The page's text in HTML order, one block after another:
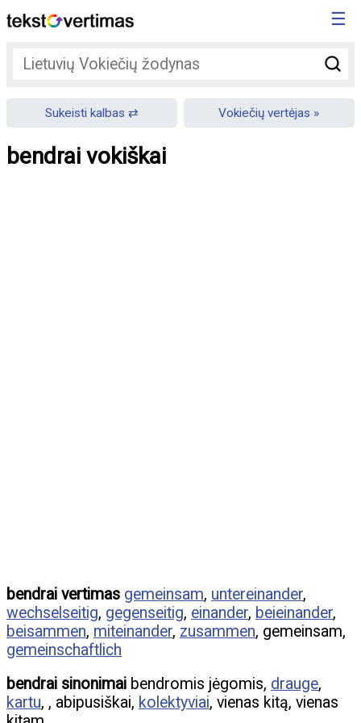
☰
Sukeisti kalbas Vokiečių vertėjas
bendrai vokiškai
bendrai vertimas gemeinsam, untereinander,
wechselseitig, gegenseitig, einander, beieinander,
beisammen, miteinander, zusammen, gemeinsam,
gemeinschaftlich
bendrai sinonimai bendromis jėgomis, drauge,
kartu, , abipusiškai, kolektyviai, vienas kitą, vienas